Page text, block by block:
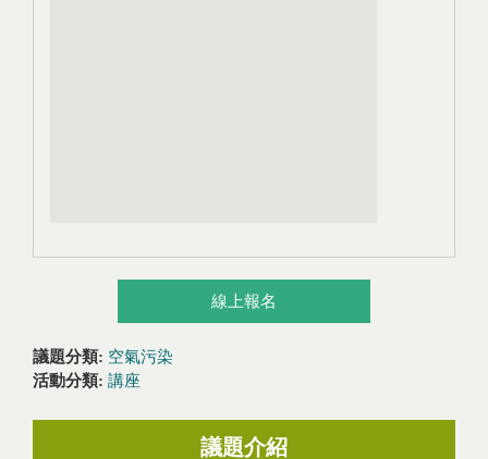
線上報名
議題分類: 空氣污染
活動分類: 講座
議題介紹